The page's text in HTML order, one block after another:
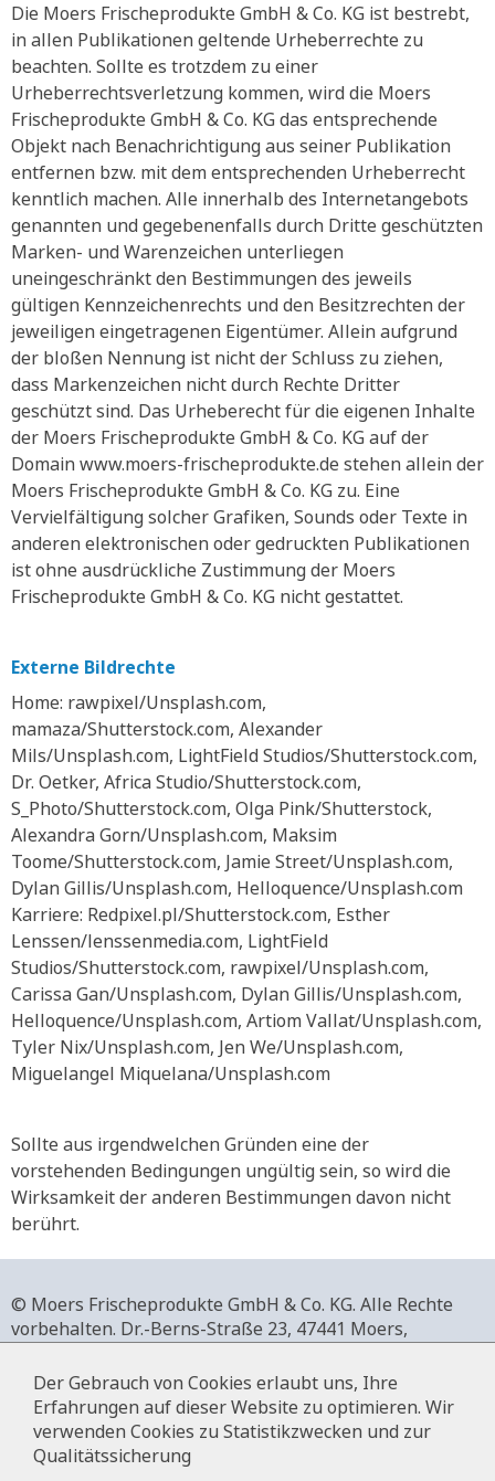
Die Moers Frischeprodukte GmbH & Co. KG ist bestrebt,
in allen Publikationen geltende Urheberrechte zu
beachten. Sollte es trotzdem zu einer
Urheberrechtsverletzung kommen, wird die Moers
Frischeprodukte GmbH & Co. KG das entsprechende
Objekt nach Benachrichtigung aus seiner Publikation
entfernen bzw. mit dem entsprechenden Urheberrecht
kenntlich machen. Alle innerhalb des Internetangebots
genannten und gegebenenfalls durch Dritte geschützten
Marken- und Warenzeichen unterliegen
uneingeschränkt den Bestimmungen des jeweils
gültigen Kennzeichenrechts und den Besitzrechten der
jeweiligen eingetragenen Eigentümer. Allein aufgrund
der bloßen Nennung ist nicht der Schluss zu ziehen,
dass Markenzeichen nicht durch Rechte Dritter
geschützt sind. Das Urheberecht für die eigenen Inhalte
der Moers Frischeprodukte GmbH & Co. KG auf der
Domain www.moers-frischeprodukte.de stehen allein der
Moers Frischeprodukte GmbH & Co. KG zu. Eine
Vervielfältigung solcher Grafiken, Sounds oder Texte in
anderen elektronischen oder gedruckten Publikationen
ist ohne ausdrückliche Zustimmung der Moers
Frischeprodukte GmbH & Co. KG nicht gestattet.
Externe Bildrechte
Home: rawpixel/Unsplash.com,
mamaza/Shutterstock.com, Alexander
Mils/Unsplash.com, LightField Studios/Shutterstock.com,
Dr. Oetker, Africa Studio/Shutterstock.com,
S_Photo/Shutterstock.com, Olga Pink/Shutterstock,
Alexandra Gorn/Unsplash.com, Maksim
Toome/Shutterstock.com, Jamie Street/Unsplash.com,
Dylan Gillis/Unsplash.com, Helloquence/Unsplash.com
Karriere: Redpixel.pl/Shutterstock.com, Esther
Lenssen/lenssenmedia.com, LightField
Studios/Shutterstock.com, rawpixel/Unsplash.com,
Carissa Gan/Unsplash.com, Dylan Gillis/Unsplash.com,
Helloquence/Unsplash.com, Artiom Vallat/Unsplash.com,
Tyler Nix/Unsplash.com, Jen We/Unsplash.com,
Miguelangel Miquelana/Unsplash.com
Sollte aus irgendwelchen Gründen eine der
vorstehenden Bedingungen ungültig sein, so wird die
Wirksamkeit der anderen Bestimmungen davon nicht
berührt.
© Moers Frischeprodukte GmbH & Co. KG. Alle Rechte
vorbehalten. Dr.-Berns-Straße 23, 47441 Moers,
+49 2841 911-0,www.moers-frischeprodukte.de
Der Gebrauch von Cookies erlaubt uns, Ihre
Erfahrungen auf dieser Website zu optimieren. Wir
verwenden Cookies zu Statistikzwecken und zur
Qualitätssicherung